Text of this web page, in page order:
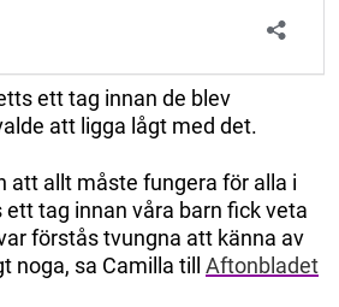
ett tag innan de blev
att ligga lågt med det.
att allt måste fungera för alla i
tag innan våra barn fick veta
förstås tvungna att känna av
noga, sa Camilla till Aftonbladet